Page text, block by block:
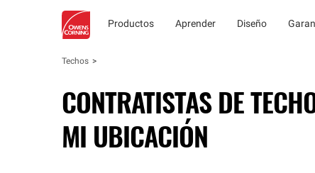
Productos Aprender Diseño
Techos
CONTRATISTAS DE
MI UBICACIÓN